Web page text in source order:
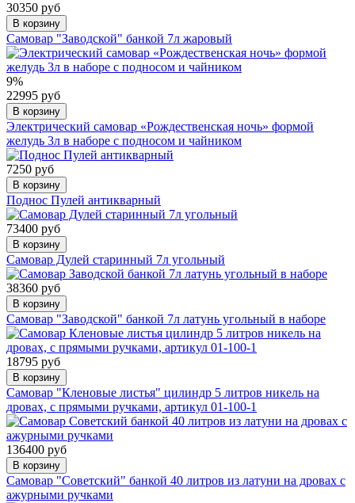
30350 руб
В корзину
Самовар "Заводской" банкой 7л жаровый
9%
22995 руб
В корзину
Электрический самовар «Рождественская ночь» формой
желудь 3л в наборе с подносом и чайником
7250 руб
В корзину
Поднос Пулей антикварный
73400 руб
В корзину
Самовар Дулей старинный 7л угольный
38360 руб
В корзину
Самовар "Заводской" банкой 7л латунь угольный в наборе
18795 руб
В корзину
Самовар "Кленовые листья" цилиндр 5 литров никель на
дровах, с прямыми ручками, артикул 01-100-1
136400 руб
В корзину
Самовар "Советский" банкой 40 литров из латуни на дровах с
ажурными ручками